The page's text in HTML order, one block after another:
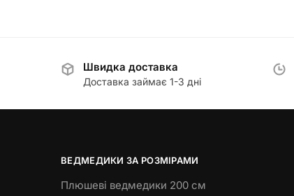
Швидка доставка
Доставка займає 1-3 дні
ВЕДМЕДИКИ ЗА РОЗМІРАМИ
Плюшеві ведмедики 200 см